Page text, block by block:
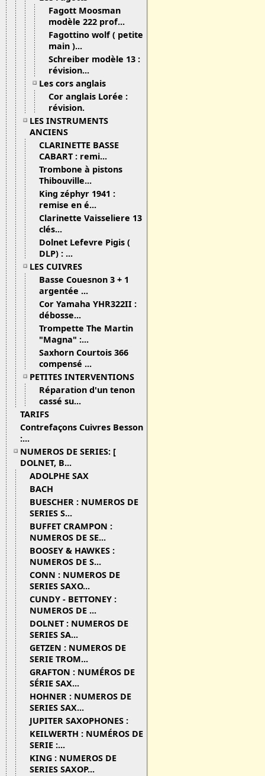
Fagott Moosman
modèle 222 prof...
Fagottino wolf ( petite
main )...
Schreiber modèle 13 :
révision...
Les cors anglais
Cor anglais Lorée :
révision.
LES INSTRUMENTS
ANCIENS
CLARINETTE BASSE
CABART : remi...
Trombone à pistons
Thibouville...
King zéphyr 1941 :
remise en é...
Clarinette Vaisseliere 13
clés...
Dolnet Lefevre Pigis (
DLP) : ...
LES CUIVRES
Basse Couesnon 3 + 1
argentée ...
Cor Yamaha YHR322II :
débosse...
Trompette The Martin
"Magna" :...
Saxhorn Courtois 366
compensé ...
PETITES INTERVENTIONS
Réparation d'un tenon
cassé su...
TARIFS
Contrefaçons Cuivres Besson
:...
NUMEROS DE SERIES: [
DOLNET, B...
ADOLPHE SAX
BACH
BUESCHER : NUMEROS DE
SERIES S...
BUFFET CRAMPON :
NUMEROS DE SE...
BOOSEY & HAWKES :
NUMEROS DE S...
CONN : NUMEROS DE
SERIES SAXO...
CUNDY - BETTONEY :
NUMEROS DE ...
DOLNET : NUMEROS DE
SERIES SA...
GETZEN : NUMEROS DE
SERIE TROM...
GRAFTON : NUMÉROS DE
SÉRIE SAX...
HOHNER : NUMEROS DE
SERIES SAX...
JUPITER SAXOPHONES :
KEILWERTH : NUMÉROS DE
SERIE :...
KING : NUMEROS DE
SERIES SAXOP...